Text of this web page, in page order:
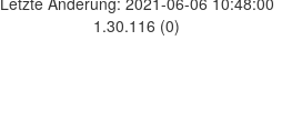
1.30.116 (0)